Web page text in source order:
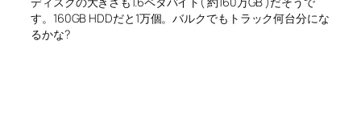
す。160GB HDDだと1万個。バルクでもトラック何台分にな
るかな?